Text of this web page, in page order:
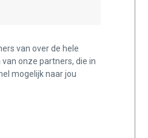
van over de hele
onze partners, die in
mogelijk naar jou